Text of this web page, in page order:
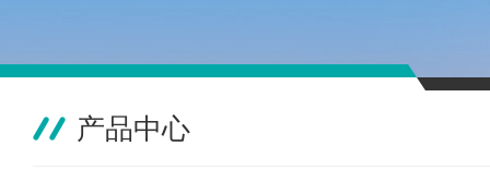
产品中心